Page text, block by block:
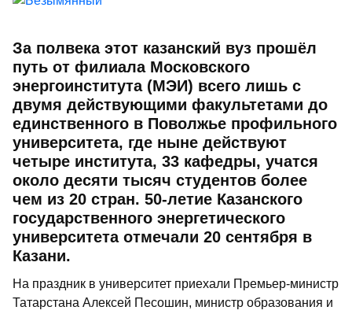
За полвека этот казанский вуз прошёл
путь от филиала Московского
энергоинститута (МЭИ) всего лишь с
двумя действующими факультетами до
единственного в Поволжье профильного
университета, где ныне действуют
четыре института, 33 кафедры, учатся
около десяти тысяч студентов более
чем из 20 стран. 50-летие Казанского
государственного энергетического
университета отмечали 20 сентября в
Казани.
На праздник в университет приехали Премьер-министр
Татарстана Алексей Песошин, министр образования и